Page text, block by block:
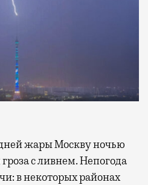
с ливнем. Непогода
в некоторых районах